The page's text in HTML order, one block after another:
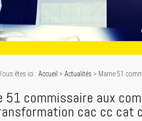
êtes ici : Accueil > Actualités > Marne 51
51 commissaire aux
cac cc cat